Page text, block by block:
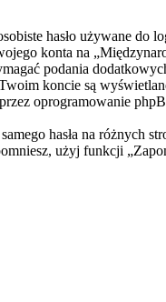
hasło używane do
konta na
podania
koncie są
oprogramowanie
hasła na różnych
użyj funkcji